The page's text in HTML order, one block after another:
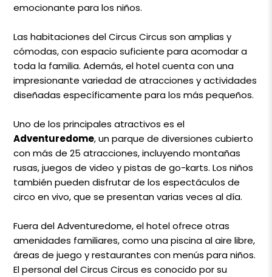
emocionante para los niños.
Las habitaciones del Circus Circus son amplias y
cómodas, con espacio suficiente para acomodar a
toda la familia. Además, el hotel cuenta con una
impresionante variedad de atracciones y actividades
diseñadas específicamente para los más pequeños.
Uno de los principales atractivos es el
Adventuredome, un parque de diversiones cubierto
con más de 25 atracciones, incluyendo montañas
rusas, juegos de video y pistas de go-karts. Los niños
también pueden disfrutar de los espectáculos de
circo en vivo, que se presentan varias veces al día.
Fuera del Adventuredome, el hotel ofrece otras
amenidades familiares, como una piscina al aire libre,
áreas de juego y restaurantes con menús para niños.
El personal del Circus Circus es conocido por su